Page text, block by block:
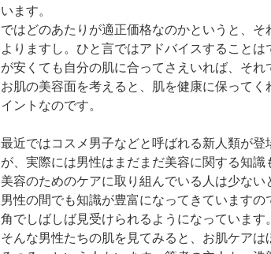
います。
ではどのあたりが適正価格なのかというと、
よりますし。ひと言ではアドバイスすること
が安くても自分の肌に合ってさえいれば、それ
お肌の美容面を考えると、肌を健康に保って
イントなのです。
最近ではコスメ男子などと呼ばれる新人類が
が、実際には男性はまだまだ美容に関する知
美容のためのケアに取り組んでいる人は少な
男性の間でも知識が豊富になってきています
角でしばしば見受けられるようになっています。
そんな男性たちの肌を見てみると、お肌ケア